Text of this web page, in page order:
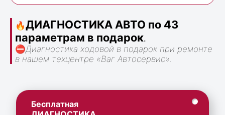
🔥ДИАГНОСТИКА АВТО по 43
параметрам в подарок.
⛔Диагностика ходовой в подарок при ремонте
в нашем техцентре «Ваг Автосервис».
Бесплатная